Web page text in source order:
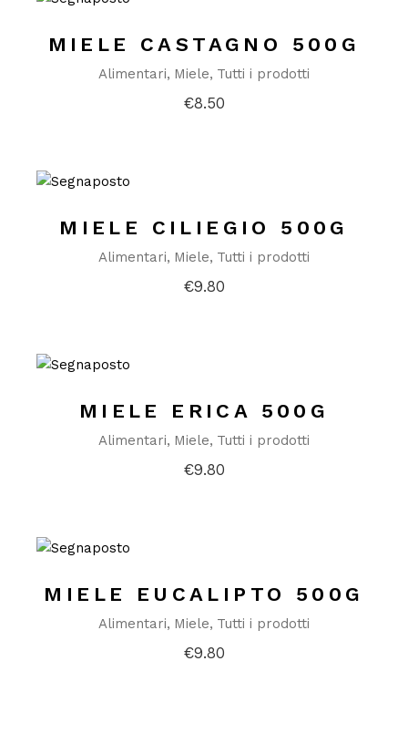
MIELE CASTAGNO 500G
Alimentari Miele Tutti i prodotti
€8.50
MIELE CILIEGIO 500G
Alimentari Miele Tutti i prodotti
€9.80
MIELE ERICA 500G
Alimentari Miele Tutti i prodotti
€9.80
MIELE EUCALIPTO 500G
Alimentari Miele Tutti i prodotti
€9.80